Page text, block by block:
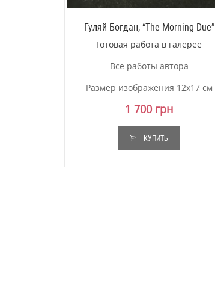
Гуляй Богдан, “The Morning Due”
Готовая работа в галерее
Все работы автора
Размер изображения 12x17 см
1 700 грн
КУПИТЬ